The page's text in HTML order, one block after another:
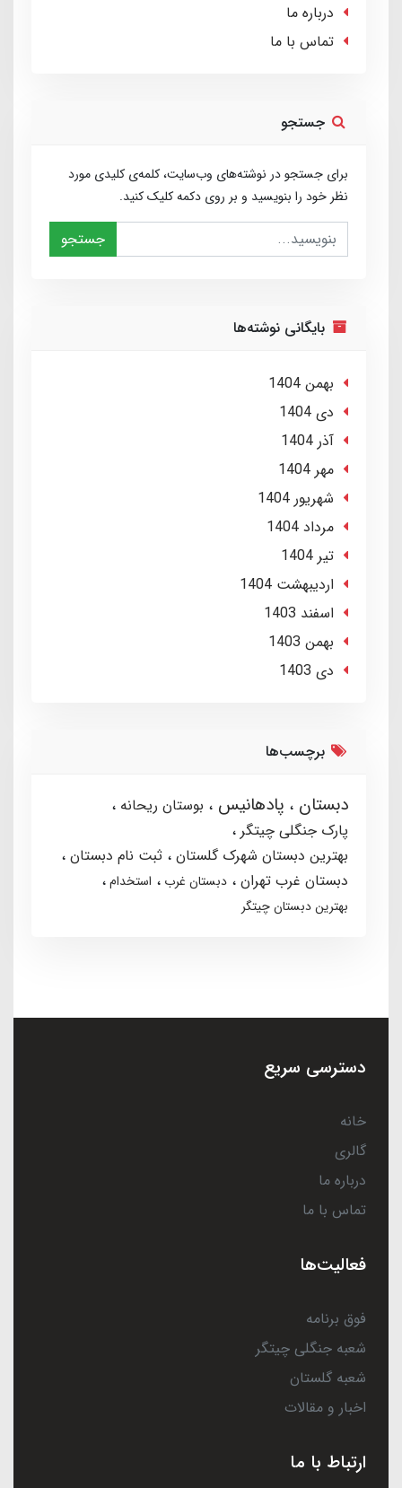
درباره ما
تماس با ما
جستجو
برای جستجو در نوشته‌های وب‌سایت، کلمه‌ی کلیدی مورد
نظر خود را بنویسید و بر روی دکمه کلیک کنید.
جستجو
بایگانی نوشته‌ها
بهمن 1404
دی 1404
آذر 1404
مهر 1404
شهریور 1404
مرداد 1404
تير 1404
ارديبهشت 1404
اسفند 1403
بهمن 1403
دی 1403
برچسب‌ها
دبستان پادهانیس
بوستان ریحانه
پارک جنگلی چیتگر
بهترین دبستان شهرک گلستان ثبت نام دبستان
دبستان غرب تهران
دبستان غرب
استخدام
بهترین دبستان چیتگر
دسترسی سریع
خانه
گالری
درباره ما
تماس با ما
فعالیت‌ها
فوق برنامه
شعبه جنگلی چیتگر
شعبه گلستان
اخبار و مقالات
ارتباط با ما